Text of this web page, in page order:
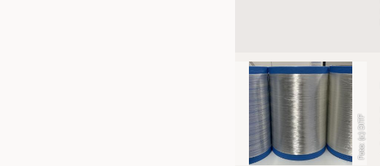
Foto: (c) DITF